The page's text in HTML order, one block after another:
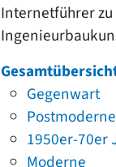
Internetführer
Gegenwart
Postmoderne
1950er-70er
Moderne